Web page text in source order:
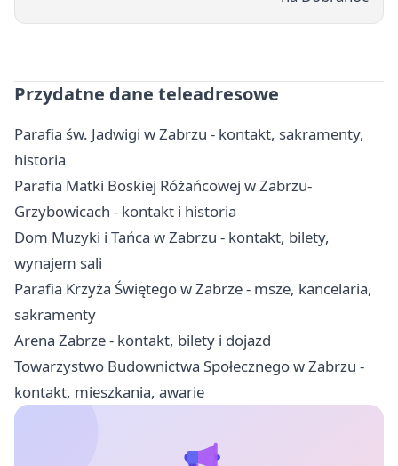
Przydatne dane teleadresowe
Parafia św. Jadwigi w Zabrzu - kontakt, sakramenty,
historia
Parafia Matki Boskiej Różańcowej w Zabrzu-
Grzybowicach - kontakt i historia
Dom Muzyki i Tańca w Zabrzu - kontakt, bilety,
wynajem sali
Parafia Krzyża Świętego w Zabrze - msze, kancelaria,
sakramenty
Arena Zabrze - kontakt, bilety i dojazd
Towarzystwo Budownictwa Społecznego w Zabrzu -
kontakt, mieszkania, awarie